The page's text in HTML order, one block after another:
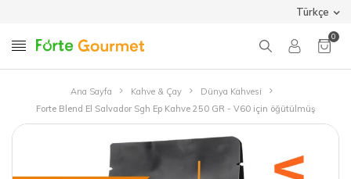
Türkçe
0
Ana Sayfa Kahve & Çay
Dünya Kahvesi
Forte Blend El Salvador Sgh Ep Kahve 250 GR - V60 için öğütülmüş